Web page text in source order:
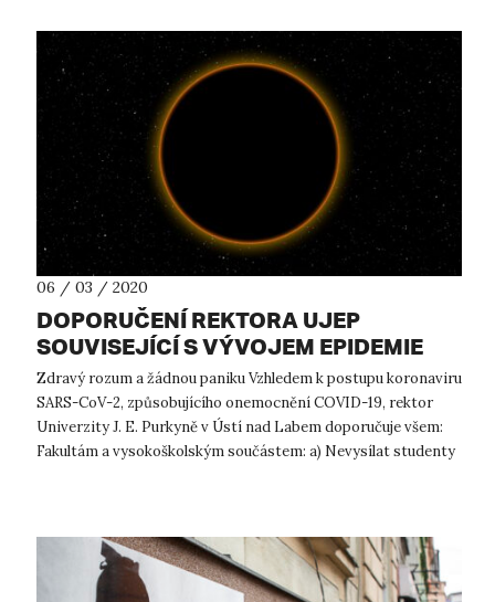
06 / 03 / 2020
DOPORUČENÍ REKTORA UJEP
SOUVISEJÍCÍ S VÝVOJEM EPIDEMIE
KORONAVIRU
Zdravý rozum a žádnou paniku Vzhledem k postupu koronaviru
SARS-CoV-2, způsobujícího onemocnění COVID-19, rektor
Univerzity J. E. Purkyně v Ústí nad Labem doporučuje všem:
Fakultám a vysokoškolským součástem: a) Nevysílat studenty